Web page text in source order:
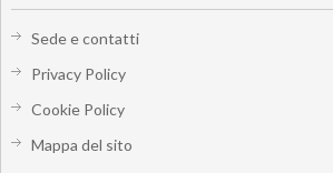
Sede e contatti
Privacy Policy
Cookie Policy
Mappa del sito